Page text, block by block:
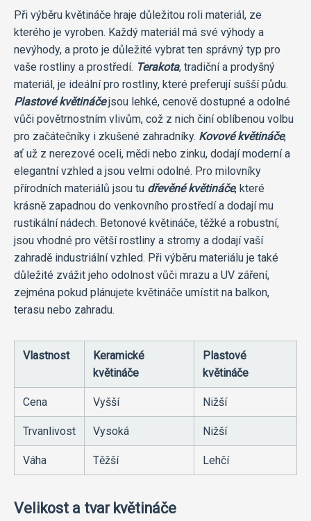
Při výběru květináče hraje důležitou roli materiál, ze
kterého je vyroben. Každý materiál má své výhody a
nevýhody, a proto je důležité vybrat ten správný typ pro
vaše rostliny a prostředí. Terakota, tradiční a prodyšný
materiál, je ideální pro rostliny, které preferují sušší půdu.
Plastové květináčejsou lehké, cenově dostupné a odolné
vůči povětrnostním vlivům, což z nich činí oblíbenou volbu
pro začátečníky i zkušené zahradníky. Kovové květináče,
ať už z nerezové oceli, mědi nebo zinku, dodají moderní a
elegantní vzhled a jsou velmi odolné. Pro milovníky
přírodních materiálů jsou tu dřevěné květináče, které
krásně zapadnou do venkovního prostředí a dodají mu
rustikální nádech. Betonové květináče, těžké a robustní,
jsou vhodné pro větší rostliny a stromy a dodají vaší
zahradě industriální vzhled. Při výběru materiálu je také
důležité zvážit jeho odolnost vůči mrazu a UV záření,
zejména pokud plánujete květináče umístit na balkon,
terasu nebo zahradu.
Vlastnost
Keramické
květináče
Plastové
květináče
Cena Vyšší Nižší
Trvanlivost Vysoká Nižší
Váha Těžší Lehčí
Velikost a tvar květináče